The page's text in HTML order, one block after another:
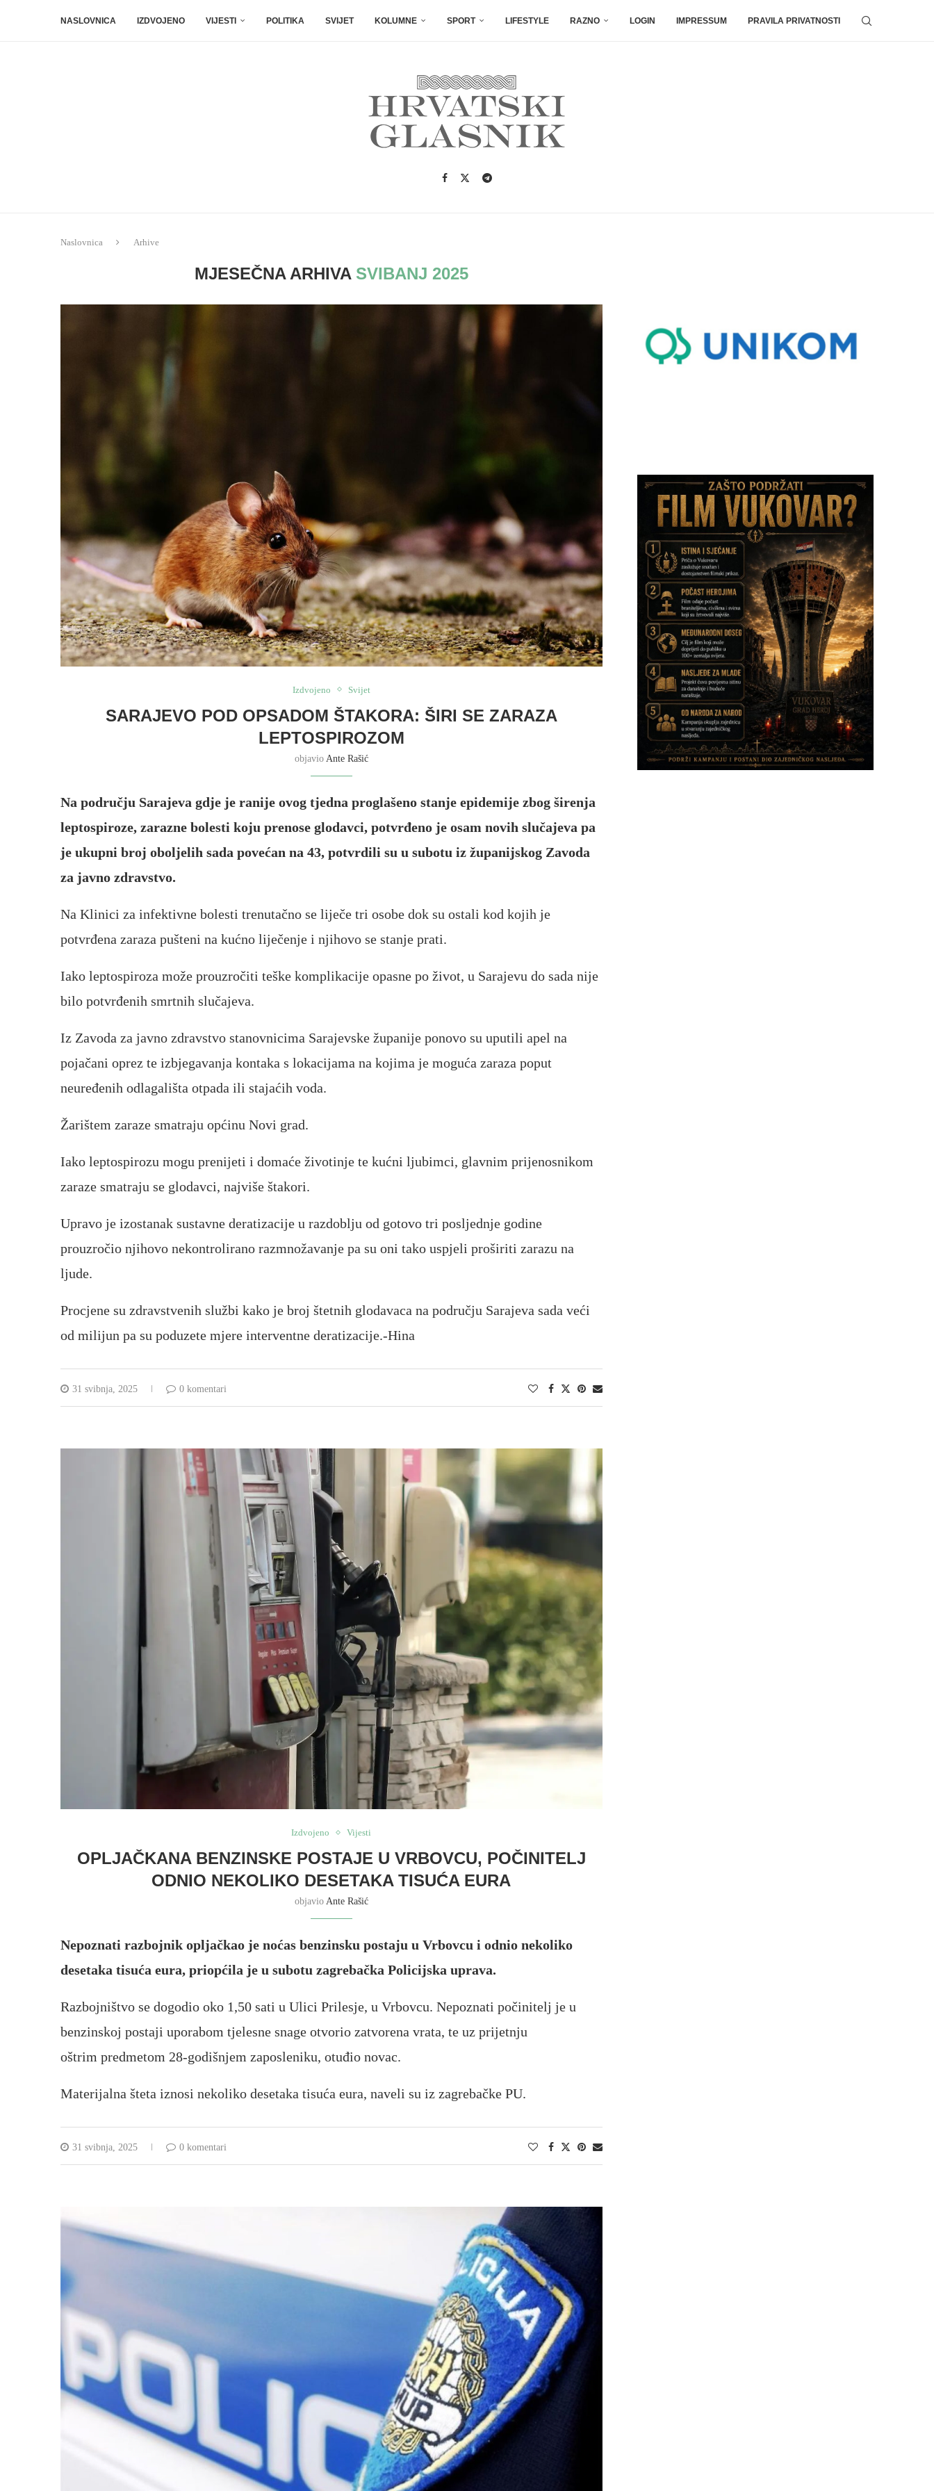
NASLOVNICA IZDVOJENO VIJESTI POLITIKA SVIJET KOLUMNE SPORT LIFESTYLE RAZNO LOGIN IMPRESSUM PRAVILA PRIVATNOSTI
Naslovnica Arhive
MJESEČNA ARHIVA SVIBANJ 2025
Izdvojeno Svijet
SARAJEVO POD OPSADOM ŠTAKORA: ŠIRI SE ZARAZA
LEPTOSPIROZOM
objavio Ante Rašić
Na području Sarajeva gdje je ranije ovog tjedna proglašeno stanje epidemije zbog širenja
leptospiroze, zarazne bolesti koju prenose glodavci, potvrđeno je osam novih slučajeva pa
je ukupni broj oboljelih sada povećan na 43, potvrdili su u subotu iz županijskog Zavoda
za javno zdravstvo.
Na Klinici za infektivne bolesti trenutačno se liječe tri osobe dok su ostali kod kojih je
potvrđena zaraza pušteni na kućno liječenje i njihovo se stanje prati.
Iako leptospiroza može prouzročiti teške komplikacije opasne po život, u Sarajevu do sada nije
bilo potvrđenih smrtnih slučajeva.
Iz Zavoda za javno zdravstvo stanovnicima Sarajevske županije ponovo su uputili apel na
pojačani oprez te izbjegavanja kontaka s lokacijama na kojima je moguća zaraza poput
neuređenih odlagališta otpada ili stajaćih voda.
Žarištem zaraze smatraju općinu Novi grad.
Iako leptospirozu mogu prenijeti i domaće životinje te kućni ljubimci, glavnim prijenosnikom
zaraze smatraju se glodavci, najviše štakori.
Upravo je izostanak sustavne deratizacije u razdoblju od gotovo tri posljednje godine
prouzročio njihovo nekontrolirano razmnožavanje pa su oni tako uspjeli proširiti zarazu na
ljude.
Procjene su zdravstvenih službi kako je broj štetnih glodavaca na području Sarajeva sada veći
od milijun pa su poduzete mjere interventne deratizacije.-Hina
31 svibnja, 2025 0 komentari
Izdvojeno Vijesti
OPLJAČKANA BENZINSKE POSTAJE U VRBOVCU, POČINITELJ
ODNIO NEKOLIKO DESETAKA TISUĆA EURA
objavio Ante Rašić
Nepoznati razbojnik opljačkao je noćas benzinsku postaju u Vrbovcu i odnio nekoliko
desetaka tisuća eura, priopćila je u subotu zagrebačka Policijska uprava.
Razbojništvo se dogodio oko 1,50 sati u Ulici Prilesje, u Vrbovcu. Nepoznati počinitelj je u
benzinskoj postaji uporabom tjelesne snage otvorio zatvorena vrata, te uz prijetnju
oštrim predmetom 28-godišnjem zaposleniku, otuđio novac.
Materijalna šteta iznosi nekoliko desetaka tisuća eura, naveli su iz zagrebačke PU.
31 svibnja, 2025 0 komentari